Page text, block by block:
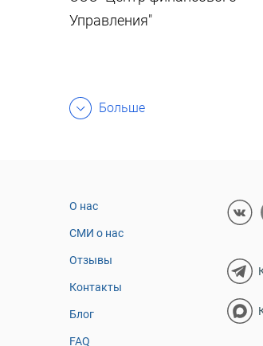
Управления"
Больше
О нас
СМИ о нас
Отзывы
Контакты
Блог
FAQ